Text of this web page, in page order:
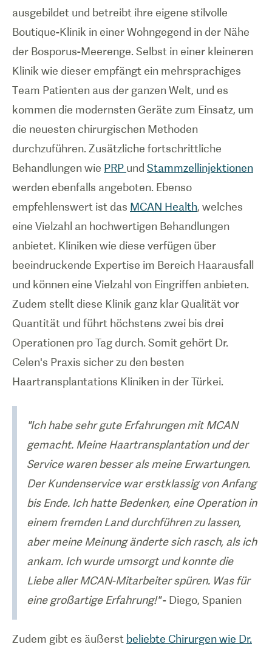
ausgebildet und betreibt ihre eigene stilvolle
Boutique-Klinik in einer Wohngegend in der Nähe
der Bosporus-Meerenge. Selbst in einer kleineren
Klinik wie dieser empfängt ein mehrsprachiges
Team Patienten aus der ganzen Welt, und es
kommen die modernsten Geräte zum Einsatz, um
die neuesten chirurgischen Methoden
durchzuführen. Zusätzliche fortschrittliche
Behandlungen wie PRP und Stammzellinjektionen
werden ebenfalls angeboten. Ebenso
empfehlenswert ist das MCAN Health, welches
eine Vielzahl an hochwertigen Behandlungen
anbietet. Kliniken wie diese verfügen über
beeindruckende Expertise im Bereich Haarausfall
und können eine Vielzahl von Eingriffen anbieten.
Zudem stellt diese Klinik ganz klar Qualität vor
Quantität und führt höchstens zwei bis drei
Operationen pro Tag durch. Somit gehört Dr.
Celen's Praxis sicher zu den besten
Haartransplantations Kliniken in der Türkei.
"Ich habe sehr gute Erfahrungen mit MCAN
gemacht. Meine Haartransplantation und der
Service waren besser als meine Erwartungen.
Der Kundenservice war erstklassig von Anfang
bis Ende. Ich hatte Bedenken, eine Operation in
einem fremden Land durchführen zu lassen,
aber meine Meinung änderte sich rasch, als ich
ankam. Ich wurde umsorgt und konnte die
Liebe aller MCAN-Mitarbeiter spüren. Was für
eine großartige Erfahrung!"- Diego, Spanien
Zudem gibt es äußerst beliebte Chirurgen wie Dr.